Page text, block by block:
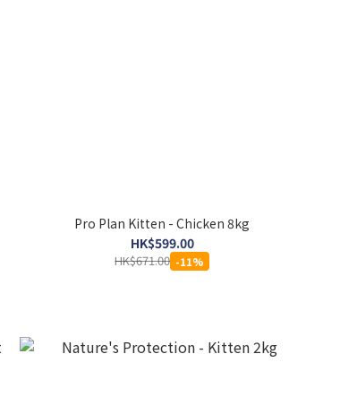
Pro Plan Kitten - Chicken 8kg
HK$599.00
HK$671.00 -11%